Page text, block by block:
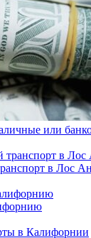
или
в Лос